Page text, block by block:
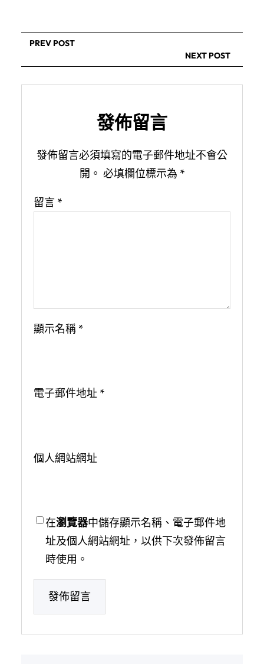
PREV POST
NEXT POST
發佈留言
發佈留言必須填寫的電子郵件地址不會公
開。 必填欄位標示為 *
留言 *
顯示名稱 *
電子郵件地址 *
個人網站網址
在瀏覽器中儲存顯示名稱、電子郵件地
址及個人網站網址，以供下次發佈留言
時使用。